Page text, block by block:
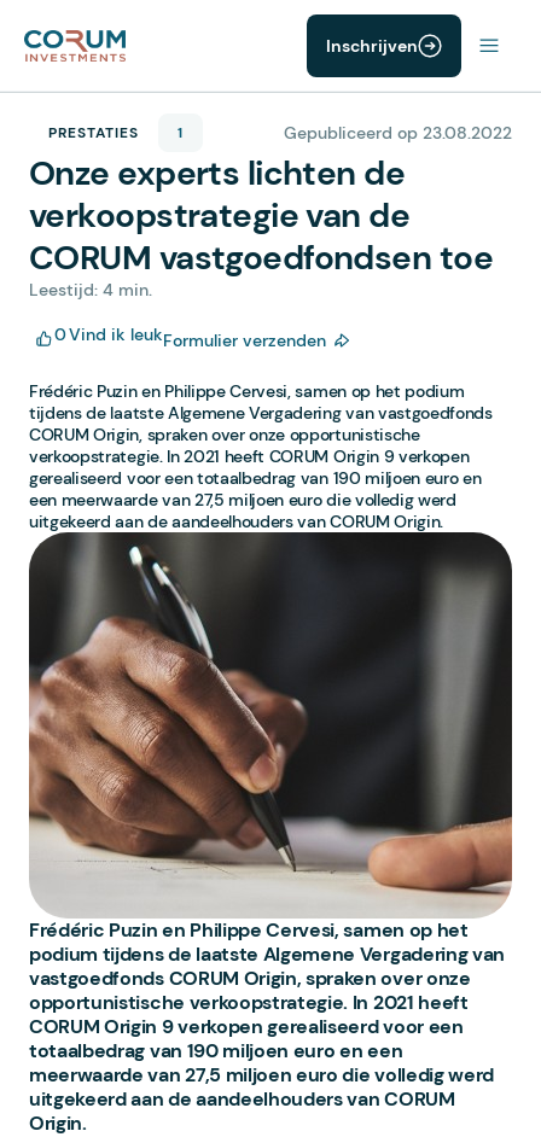
Inschrijven
PRESTATIES 1 Gepubliceerd op 23.08.2022
Onze experts lichten de
verkoopstrategie van de
CORUM vastgoedfondsen toe
Leestijd: 4 min.
0Vind ik leukFormulier verzenden
Frédéric Puzin en Philippe Cervesi, samen op het podium
tijdens de laatste Algemene Vergadering van vastgoedfonds
CORUM Origin, spraken over onze opportunistische
verkoopstrategie. In 2021 heeft CORUM Origin 9 verkopen
gerealiseerd voor een totaalbedrag van 190 miljoen euro en
een meerwaarde van 27,5 miljoen euro die volledig werd
uitgekeerd aan de aandeelhouders van CORUM Origin.
Frédéric Puzin en Philippe Cervesi, samen op het
podium tijdens de laatste Algemene Vergadering van
vastgoedfonds CORUM Origin, spraken over onze
opportunistische verkoopstrategie. In 2021 heeft
CORUM Origin 9 verkopen gerealiseerd voor een
totaalbedrag van 190 miljoen euro en een
meerwaarde van 27,5 miljoen euro die volledig werd
uitgekeerd aan de aandeelhouders van CORUM
Origin.